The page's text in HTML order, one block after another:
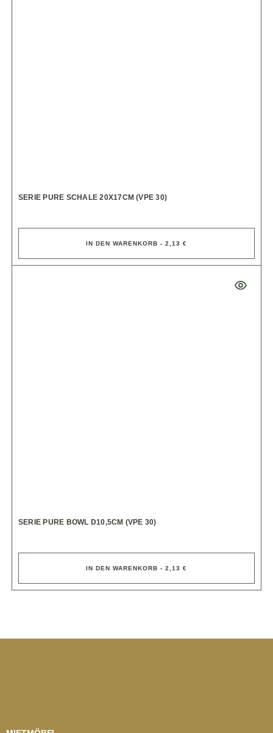
SERIE PURE SCHALE 20X17CM (VPE 30)
IN DEN WARENKORB - 2,13 €
SERIE PURE BOWL D10,5CM (VPE 30)
IN DEN WARENKORB - 2,13 €